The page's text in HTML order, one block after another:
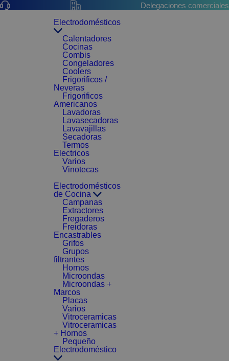
Delegaciones comerciales
Electrodomésticos
Calentadores
Cocinas
Combis
Congeladores
Coolers
Frigorificos /
Neveras
Frigorificos
Americanos
Lavadoras
Lavasecadoras
Lavavajillas
Secadoras
Termos
Electricos
Varios
Vinotecas
Electrodomésticos
de Cocina
Campanas
Extractores
Fregaderos
Freidoras
Encastrables
Grifos
Grupos
filtrantes
Hornos
Microondas
Microondas +
Marcos
Placas
Varios
Vitroceramicas
Vitroceramicas
+ Hornos
Pequeño
Electrodoméstico